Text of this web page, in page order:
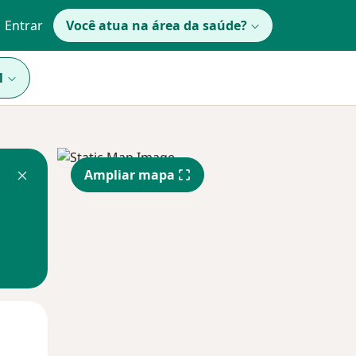
Entrar Você atua na área da saúde?
Ampliar mapa